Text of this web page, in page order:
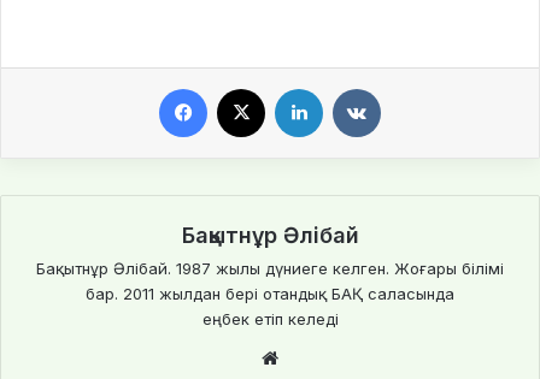
Бақытнұр Әлібай
Бақытнұр Әлібай. 1987 жылы дүниеге келген. Жоғары білімі
бар. 2011 жылдан бері отандық БАҚ саласында
еңбек етіп келеді